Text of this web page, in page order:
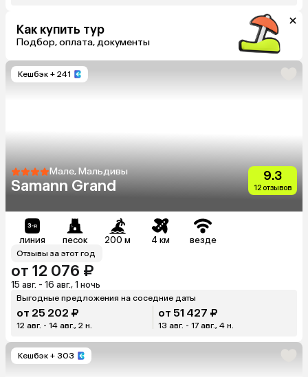
Как купить тур
Подбор, оплата, документы
Кешбэк + 241
Мале, Мальдивы
Samann Grand
9.3
12 отзывов
линия песок 200 м 4 км везде
Отзывы за этот год
от 12 076 ₽
15 авг. - 16 авг., 1 ночь
Выгодные предложения на соседние даты
от 25 202 ₽
12 авг. - 14 авг., 2 н.
от 51 427 ₽
13 авг. - 17 авг., 4 н.
Кешбэк + 303